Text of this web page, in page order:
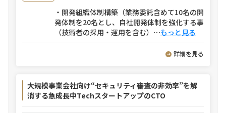
・開発組織体制構築（業務委託含めて10名の開
発体制を20名とし、自社開発体制を強化する事
（技術者の採用・運用を含む） ⋯もっと見る
詳細を見る
大規模事業会社向け“セキュリティ審査の非効率”を解
消する急成長中TechスタートアップのCTO